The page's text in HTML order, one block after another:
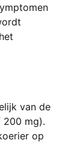
van de
200 mg).
op